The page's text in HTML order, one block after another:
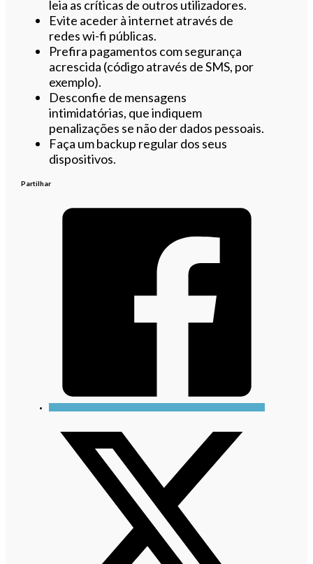
leia as críticas de outros utilizadores.
Evite aceder à internet através de
redes wi-fi públicas.
Prefira pagamentos com segurança
acrescida (código através de SMS, por
exemplo).
Desconfie de mensagens
intimidatórias, que indiquem
penalizações se não der dados pessoais.
Faça um backup regular dos seus
dispositivos.
Partilhar